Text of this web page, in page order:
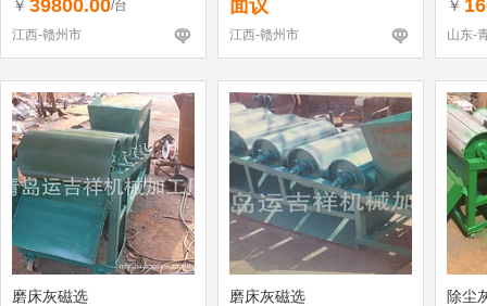
￥ 39800.00/台
江西-赣州市
面议
江西-赣州市
￥
山东-
磨床灰磁选 磨床灰磁选 除尘